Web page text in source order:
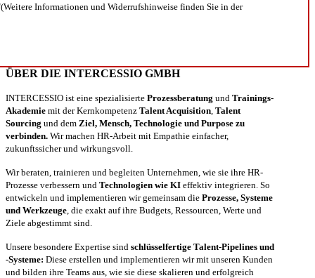
Informationen und Widerrufshinweise finden Sie in der
ÜBER DIE INTERCESSIO GMBH
INTERCESSIO ist eine spezialisierte Prozessberatung und Trainings-
Akademie mit der Kernkompetenz Talent Acquisition Talent
Sourcing und dem Ziel, Mensch, Technologie und Purpose zu
verbinden. Wir machen HR-Arbeit mit Empathie einfacher,
zukunftssicher und wirkungsvoll.
Wir beraten, trainieren und begleiten Unternehmen, wie sie ihre HR-
Prozesse verbessern und Technologien wie KI effektiv integrieren. So
entwickeln und implementieren wir gemeinsam die Prozesse, Systeme
und Werkzeuge , die exakt auf ihre Budgets, Ressourcen, Werte und
Ziele abgestimmt sind.
Unsere besondere Expertise sind schlüsselfertige Talent-Pipelines und
-Systeme: Diese erstellen und implementieren wir mit unseren Kunden
und bilden ihre Teams aus, wie sie diese skalieren und erfolgreich